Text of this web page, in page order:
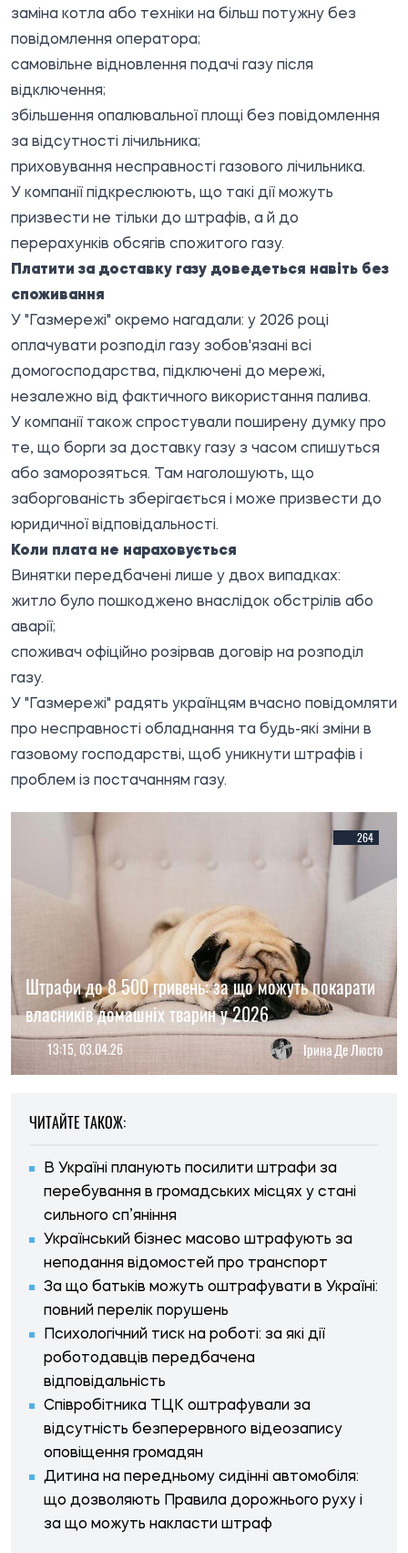
заміна котла або техніки на більш потужну без
повідомлення оператора;
самовільне відновлення подачі газу після
відключення;
збільшення опалювальної площі без повідомлення
за відсутності лічильника;
приховування несправності газового лічильника.
У компанії підкреслюють, що такі дії можуть
призвести не тільки до штрафів, а й до
перерахунків обсягів спожитого газу.
Платити за доставку газу доведеться навіть без
споживання
У "Газмережі" окремо нагадали: у 2026 році
оплачувати розподіл газу зобов'язані всі
домогосподарства, підключені до мережі,
незалежно від фактичного використання палива.
У компанії також спростували поширену думку про
те, що борги за доставку газу з часом спишуться
або заморозяться. Там наголошують, що
заборгованість зберігається і може призвести до
юридичної відповідальності.
Коли плата не нараховується
Винятки передбачені лише у двох випадках:
житло було пошкоджено внаслідок обстрілів або
аварії;
споживач офіційно розірвав договір на розподіл
газу.
У "Газмережі" радять українцям вчасно повідомляти
про несправності обладнання та будь-які зміни в
газовому господарстві, щоб уникнути штрафів і
проблем із постачанням газу.
264
Штрафи до 8 500 гривень: за що можуть покарати
власників домашніх тварин у 2026
13:15, 03.04.26 Ірина Де Люсто
ЧИТАЙТЕ ТАКОЖ:
В Україні планують посилити штрафи за
перебування в громадських місцях у стані
сильного сп’яніння
Український бізнес масово штрафують за
неподання відомостей про транспорт
За що батьків можуть оштрафувати в Україні:
повний перелік порушень
Психологічний тиск на роботі: за які дії
роботодавців передбачена
відповідальність
Співробітника ТЦК оштрафували за
відсутність безперервного відеозапису
оповіщення громадян
Дитина на передньому сидінні автомобіля:
що дозволяють Правила дорожнього руху і
за що можуть накласти штраф